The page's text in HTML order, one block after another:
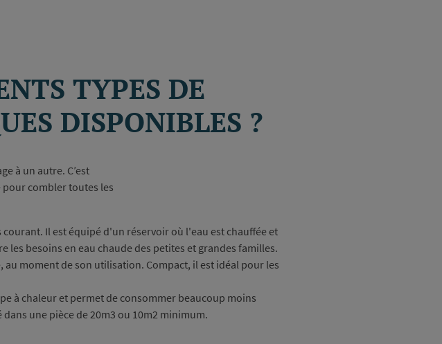
TYPES DE
DISPONIBLES ?
à un autre. C’est
combler toutes les
Il est équipé d'un réservoir où l'eau est chauffée et
les besoins en eau chaude des petites et grandes familles.
moment de son utilisation. Compact, il est idéal pour les
à chaleur et permet de consommer beaucoup moins
une pièce de 20m3 ou 10m2 minimum.